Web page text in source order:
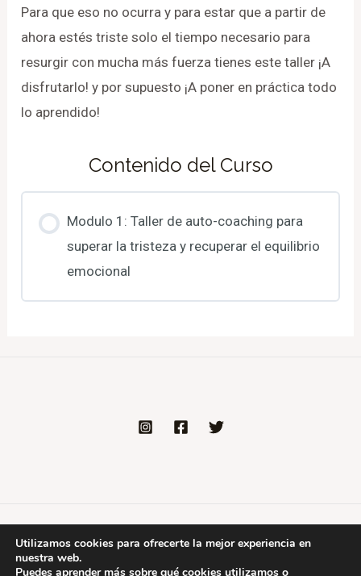
Para que eso no ocurra y para estar que a partir de
ahora estés triste solo el tiempo necesario para
resurgir con mucha más fuerza tienes este taller ¡A
disfrutarlo! y por supuesto ¡A poner en práctica todo
lo aprendido!
Contenido del Curso
Modulo 1: Taller de auto-coaching para
superar la tristeza y recuperar el equilibrio
emocional
Copyright © 2026 Plataforma de formación de
Psicorumbo
Utilizamos cookies para ofrecerte la mejor experiencia en
nuestra web.
Puedes aprender más sobre qué cookies utilizamos o